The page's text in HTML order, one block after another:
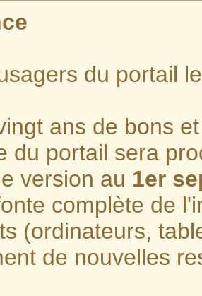
du portail
ans de bons
du portail sera
version au 1er
complète de
(ordinateurs,
de nouvelles